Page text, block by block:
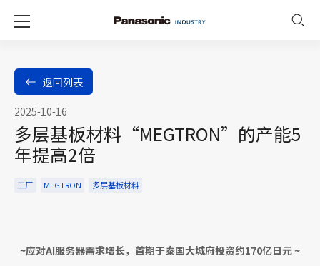
返回列表
2025-10-16
多层基板材料“MEGTRON”的产能5
年提高2倍
工厂 MEGTRON 多层基板材料
~应对AI服务器需求增长，首期于泰国大城府投资约170亿日元 ~